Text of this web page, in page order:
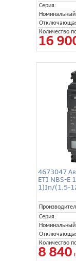
Серия:
Количество
16
4673047
ETI NBS-E
1)In/(1.5-
Серия:
Количество
8 840